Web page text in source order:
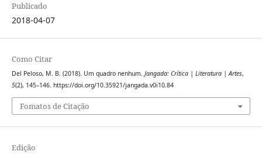
Publicado
2018-04-07
Como Citar
Del Peloso, M. B. (2018). Um quadro nenhum. Jangada: Crítica | Literatura | Artes,
5(2), 145–146. https://doi.org/10.35921/jangada.v0i10.84
Fomatos de Citação
Edição